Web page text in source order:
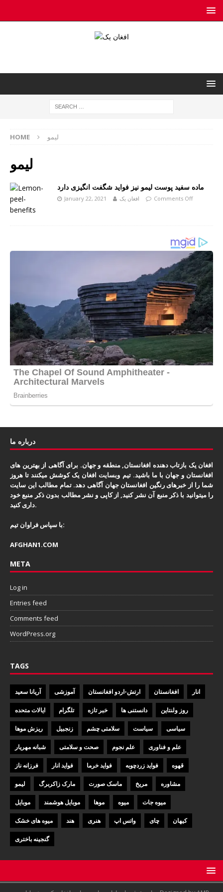
HOME لیمو
لیمو
ماده سفید پوست لیمو نیز فواید شگفت انگیزی دارد
January 22, 2021 افغان یک Comments Off
درباره ما
افغان یک بازتاب دهنده افغانستان, منطقه و جهان. برای آگاهی از بهترین های
افغانستان و جهان با ما باشید. تیم وبسایت افغان یک کوشش میکنند تا هروز
شما را از خبرهای رنگین افغانستان جهان آگاهی دهد. تمام مطالب این سایت
را میتوانید با ذکر منبع آن نشر کنید, از کاپی و نشر مطالب بدون ذکر منبع خود
داری کنید.
با سپاس فراوان تیم:
AFGHAN1.COM
META
Log in
Entries feed
Comments feed
WordPress.org
TAGS
آریانا سعید آموزشی ارتش-اردو افغانستان افغانستان انار
ایالات متحده تلگرام خبر تازه دانستنی ها روز ولنتاین
ریزش موها زنجبیل سلامتی چشم سیاست سیاسی
شبانه مهریار صحت و سلامتی علم نجوم علم و فناوری
فرزانه ناز فواید انار فواید خرما فواید زردچوبه قهوه
لیمو مارک زاکربرگ ماسک صورت مریخ مشاوره
موبایل موبایل هوشمند موها میوه میوه جات
میوه های خشک هند هنری واتس اپ چای کیهان
گنجینه باختری